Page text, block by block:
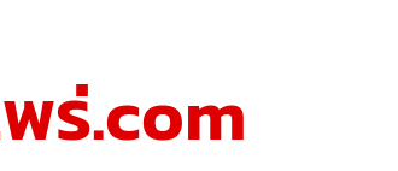
ร่.com